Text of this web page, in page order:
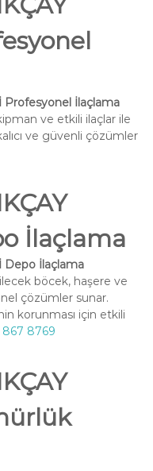
Profesyonel İlaçlama
ve etkili ilaçlar ile
ve güvenli çözümler
İlaçlama
Depo İlaçlama
böcek, haşere ve
çözümler sunar.
korunması için etkili
867 8769